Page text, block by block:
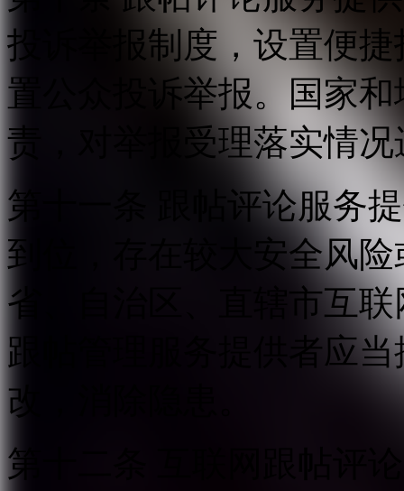
投诉举报制度，设置便
置公众投诉举报。国家
责，对举报受理落实情
第十一条 跟帖评论服务
到位，存在较大安全风
省、自治区、直辖市互
跟帖管理服务提供者应
改，消除隐患。
第十二条 互联网跟帖评